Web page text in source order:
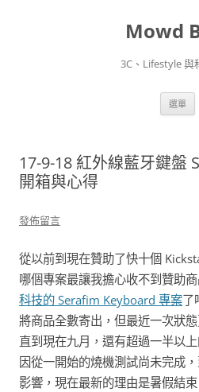
Mowd
3C、Lifestyle 與
選單
17-9-18 紅外線藍牙鍵盤
開箱與心得
發佈留言
從以前到現在贊助了快十個
哪個專案最讓我擔心收不到贊助
科技的 Serafim Keyboard 專案了
將商品全數寄出，但最近一次狀
直到現在九月，還有超過一半以
因從一開始的燒機測試尚未完成
影響，現在最新的理由是暑假結